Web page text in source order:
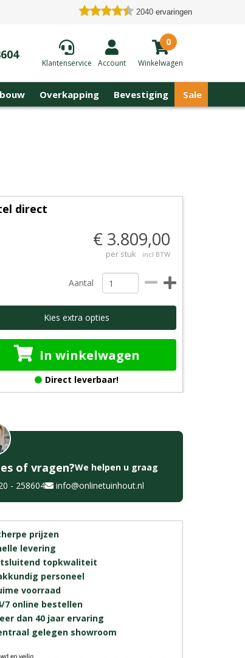
2040 ervaringen
Klantenservice Account
0
Winkelwagen
Overkapping Bevestiging Sale
direct
€ 3.809,00
per stuk incl BTW
Aantal
Kies extra opties
In winkelwagen
Direct leverbaar!
of vragen?We helpen u graag
- 258604
info@onlinetuinhout.nl
prijzen
levering
topkwaliteit
personeel
voorraad
7 online bestellen
dan 40 jaar ervaring
gelegen showroom